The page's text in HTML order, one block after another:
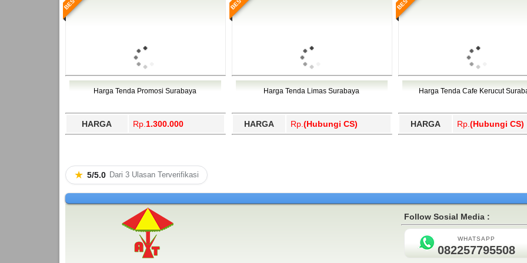
Harga Tenda Promosi Surabaya
HARGA Rp. 1.300.000
Harga Tenda Limas Surabaya
HARGA Rp. (Hubungi CS)
Harga Tenda Cafe Kerucut
HARGA Rp. (Hubungi CS)
★ 5/5.0 Dari 3 Ulasan Terverifikasi
Follow Sosial Media :
WHATSAPP
082257795508